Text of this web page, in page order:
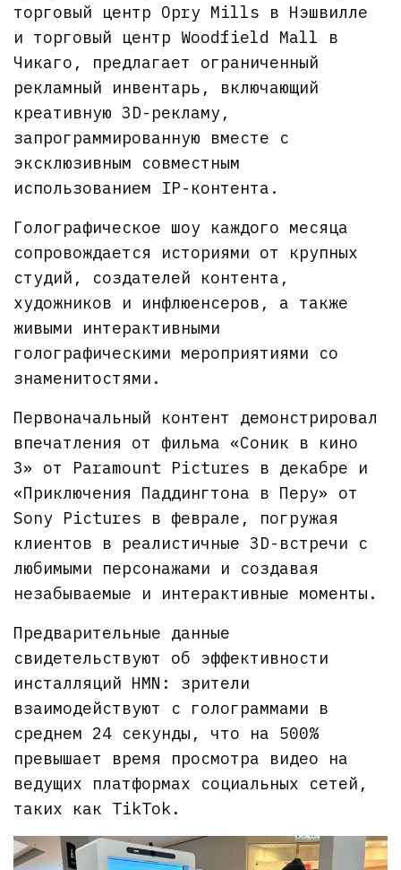
торговый центр Opry Mills в Нэшвилле
и торговый центр Woodfield Mall в
Чикаго, предлагает ограниченный
рекламный инвентарь, включающий
креативную 3D-рекламу,
запрограммированную вместе с
эксклюзивным совместным
использованием IP-контента.
Голографическое шоу каждого месяца
сопровождается историями от крупных
студий, создателей контента,
художников и инфлюенсеров, а также
живыми интерактивными
голографическими мероприятиями со
знаменитостями.
Первоначальный контент демонстрировал
впечатления от фильма «Соник в кино
3» от Paramount Pictures в декабре и
«Приключения Паддингтона в Перу» от
Sony Pictures в феврале, погружая
клиентов в реалистичные 3D-встречи с
любимыми персонажами и создавая
незабываемые и интерактивные моменты.
Предварительные данные
свидетельствуют об эффективности
инсталляций HMN: зрители
взаимодействуют с голограммами в
среднем 24 секунды, что на 500%
превышает время просмотра видео на
ведущих платформах социальных сетей,
таких как TikTok.